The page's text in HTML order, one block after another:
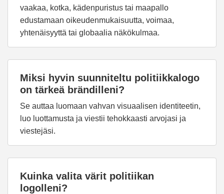
vaakaa, kotka, kädenpuristus tai maapallo
edustamaan oikeudenmukaisuutta, voimaa,
yhtenäisyyttä tai globaalia näkökulmaa.
Miksi hyvin suunniteltu politiikkalogo
on tärkeä brändilleni?
Se auttaa luomaan vahvan visuaalisen identiteetin,
luo luottamusta ja viestii tehokkaasti arvojasi ja
viestejäsi.
Kuinka valita värit politiikan
logolleni?